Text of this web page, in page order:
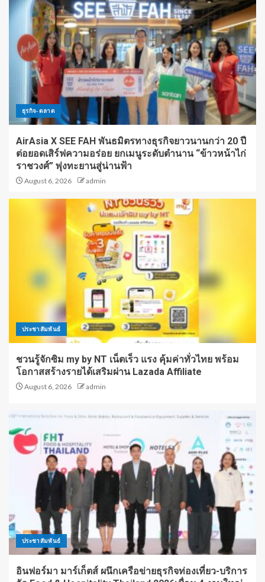
ธุรกิจ-ตลาด
AirAsia X SEE FAH พันธมิตรทางธุรกิจยาวนานกว่า 20 ปี
ต่อยอดเสิร์ฟความอร่อย ยกเมนูระดับตำนาน “ข้าวหน้าไก่
ราชวงศ์” พุ่งทะยานสู่น่านฟ้า
August 6, 2026 admin
ประชาสัมพันธ์
ชวนรู้จักซิม my by NT เน็ตเร็ว แรง คุ้มค่าทั่วไทย พร้อม
โอกาสสร้างรายได้เสริมผ่าน Lazada Affiliate
August 6, 2026 admin
ประชาสัมพันธ์
อินฟอร์มา มาร์เก็ตส์ ผนึกเครือข่ายธุรกิจท่องเที่ยว-บริการ